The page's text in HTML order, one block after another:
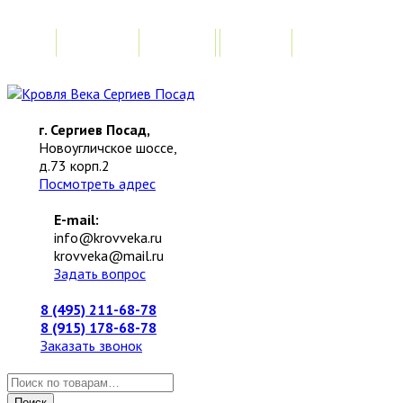
г. Сергиев Посад,
Новоугличское шоссе,
д.73 корп.2
Посмотреть адрес
E-mail:
info@krovveka.ru
krovveka@mail.ru
Задать вопрос
8 (495) 211-68-78
8 (915) 178-68-78
Заказать звонок
Искать: